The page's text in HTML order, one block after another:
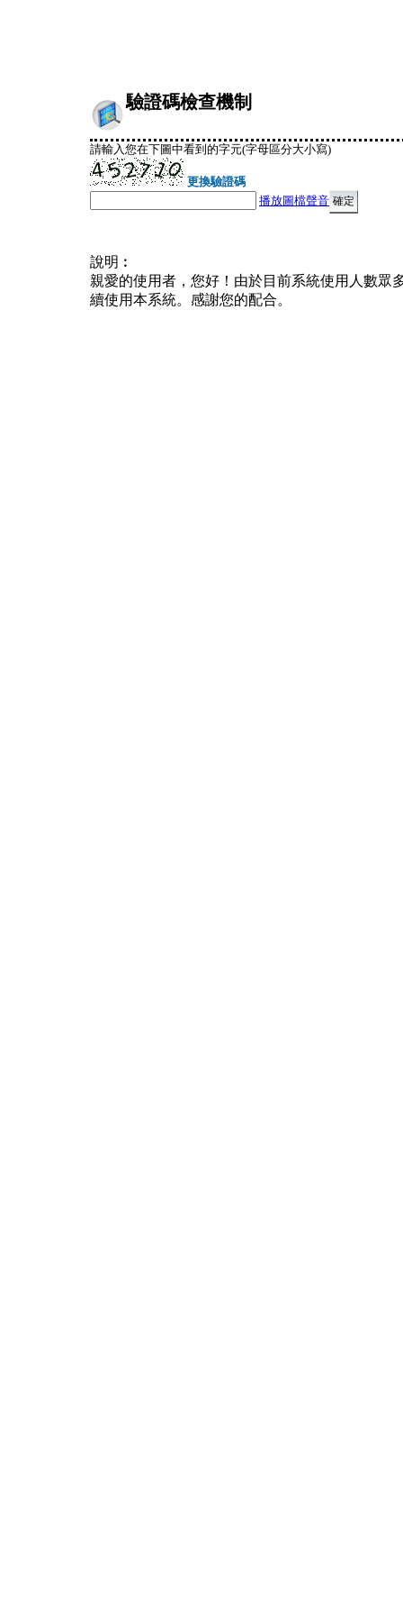
驗證碼檢查機制
請輸入您在下圖中看到的字元(字母區分大小寫)
更換驗證碼
播放圖檔聲音
說明︰
親愛的使用者，您好！由於目前系統使用人數眾
續使用本系統。感謝您的配合。